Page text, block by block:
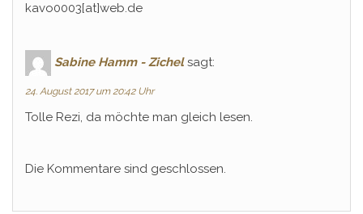
kavo0003[at]web.de
Sabine Hamm - Zichel sagt:
24. August 2017 um 20:42 Uhr
Tolle Rezi, da möchte man gleich lesen.
Die Kommentare sind geschlossen.